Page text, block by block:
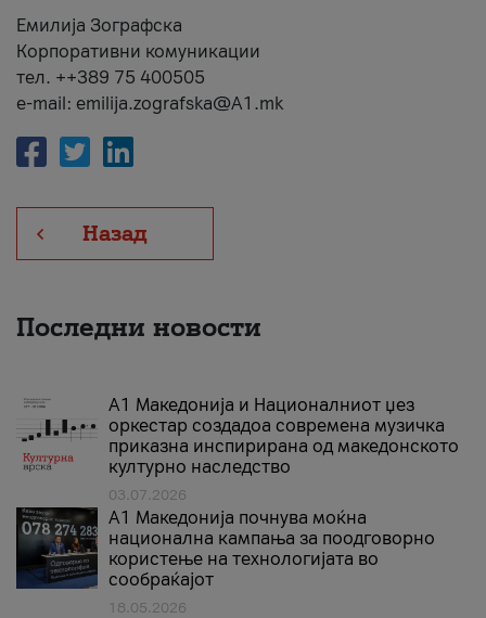
Емилија Зографска
Корпоративни комуникации
тел. ++389 75 400505
e-mail: emilija.zografska@A1.mk
Назад
Последни новости
А1 Македонија и Националниот џез
оркестар создадоа современа музичка
приказна инспирирана од македонското
културно наследство
03.07.2026
A1 Македонија почнува моќна
национална кампања за поодговорно
користење на технологијата во
сообраќајот
18.05.2026